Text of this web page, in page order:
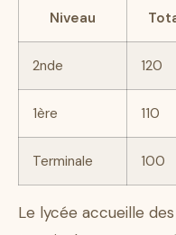
Niveau
2nde 120
1ère 110
Terminale 100
Le lycée accueille